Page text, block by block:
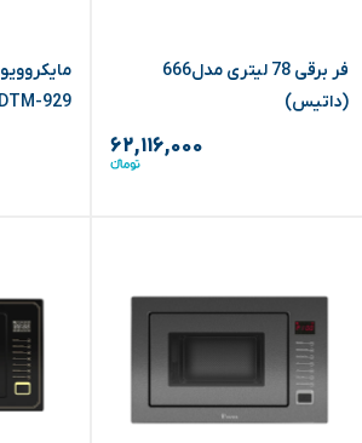
فر برقی 78 لیتری مدل666
(داتیس)
۶۲,۱۱۶,۰۰۰
DTM-929 مشکی لمسی